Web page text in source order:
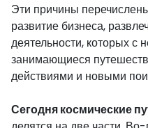
Эти причины
развитие бизнеса,
деятельности, которых с
занимающиеся
действиями и новыми
Сегодня космические